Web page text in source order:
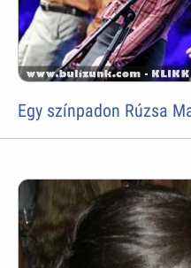
Egy színpadon Rúzsa